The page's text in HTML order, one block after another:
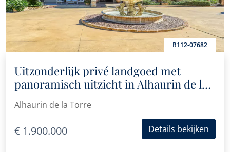
R112-07682
Uitzonderlijk privé landgoed met
panoramisch uitzicht in Alhaurin de la
Torre
Alhaurin de la Torre
€ 1.900.000 Details bekijken